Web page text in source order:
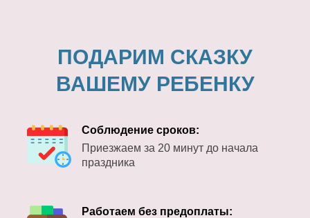
ПОДАРИМ СКАЗКУ
ВАШЕМУ РЕБЕНКУ
Соблюдение сроков:
Приезжаем за 20 минут до начала
праздника
Работаем без предоплаты: